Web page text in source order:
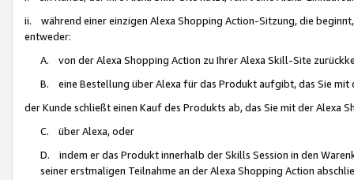
ii. während einer einzigen Alexa Shopping Action-Sitzung, die
entweder:
A. von der Alexa Shopping Action zu Ihrer Alexa Skill-Site
B. eine Bestellung über Alexa für das Produkt aufgibt, das Sie mit
der Kunde schließt einen Kauf des Produkts ab, das Sie mit der Alexa
C. über Alexa, oder
D. indem er das Produkt innerhalb der Skills Session in den
seiner erstmaligen Teilnahme an der Alexa Shopping Action